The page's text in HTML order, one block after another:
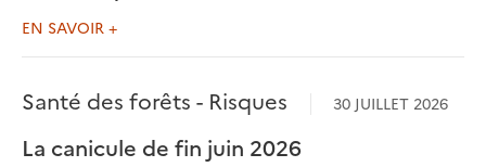
EN SAVOIR +
Santé des forêts - Risques 30 JUILLET 2026
La canicule de fin juin 2026